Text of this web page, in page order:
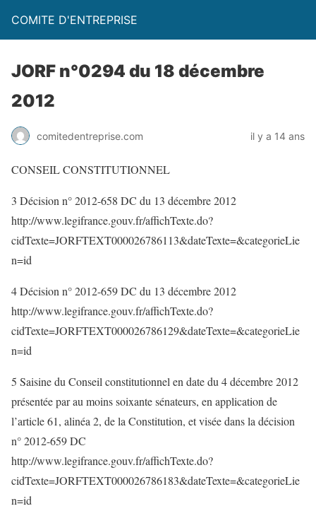
COMITE D'ENTREPRISE
JORF n°0294 du 18 décembre
2012
comitedentreprise.com il y a 14 ans
CONSEIL CONSTITUTIONNEL
3 Décision n° 2012-658 DC du 13 décembre 2012
http://www.legifrance.gouv.fr/affichTexte.do?
cidTexte=JORFTEXT000026786113&dateTexte=&categorieLie
n=id
4 Décision n° 2012-659 DC du 13 décembre 2012
http://www.legifrance.gouv.fr/affichTexte.do?
cidTexte=JORFTEXT000026786129&dateTexte=&categorieLie
n=id
5 Saisine du Conseil constitutionnel en date du 4 décembre 2012
présentée par au moins soixante sénateurs, en application de
l’article 61, alinéa 2, de la Constitution, et visée dans la décision
n° 2012-659 DC
http://www.legifrance.gouv.fr/affichTexte.do?
cidTexte=JORFTEXT000026786183&dateTexte=&categorieLie
n=id